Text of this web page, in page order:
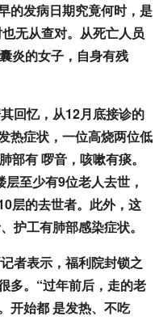
的发病日期究竟何时，是
无从查对。从死亡人员
炎的女子，自身有残
忆，从12月底接诊的
热症状，一位高烧两位低
部有 啰音，咳嗽有痰。
至少有9位老人去世，
层的去世者。此外，这
护工有肺部感染症状。
表示，福利院封锁之
多。“过年前后，走的老
开始都 是发热、不吃